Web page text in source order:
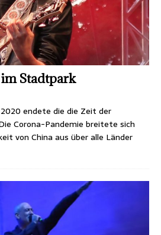
Stadtpark
endete die die Zeit der
Corona-Pandemie breitete sich
von China aus über alle Länder